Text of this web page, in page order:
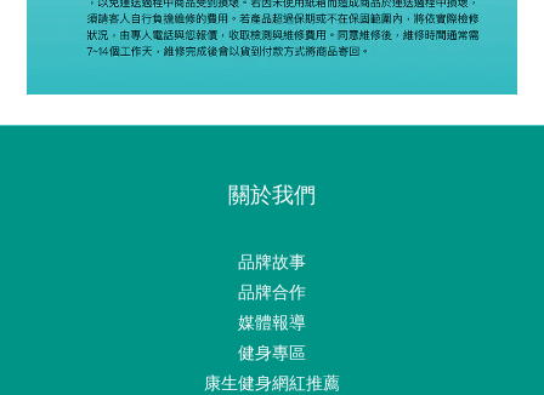
關於我們
品牌故事
品牌合作
媒體報導
健身專區
康生健身網紅推薦